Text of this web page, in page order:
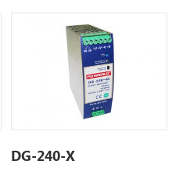
DG-240-X